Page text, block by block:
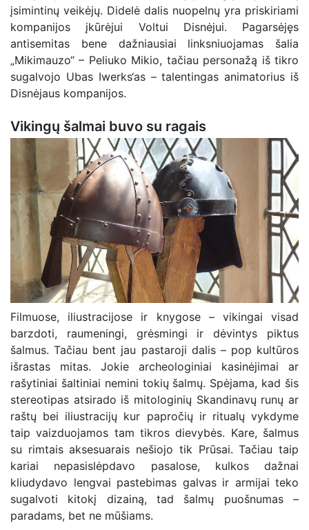
įsimintinų veikėjų. Didelė dalis nuopelnų yra priskiriami
kompanijos įkūrėjui Voltui Disnėjui. Pagarsėjęs
antisemitas bene dažniausiai linksniuojamas šalia
„Mikimauzo“ – Peliuko Mikio, tačiau personažą iš tikro
sugalvojo Ubas Iwerks‘as – talentingas animatorius iš
Disnėjaus kompanijos.
Vikingų šalmai buvo su ragais
Filmuose, iliustracijose ir knygose – vikingai visad
barzdoti, raumeningi, grėsmingi ir dėvintys piktus
šalmus. Tačiau bent jau pastaroji dalis – pop kultūros
išrastas mitas. Jokie archeologiniai kasinėjimai ar
rašytiniai šaltiniai nemini tokių šalmų. Spėjama, kad šis
stereotipas atsirado iš mitologinių Skandinavų runų ar
raštų bei iliustracijų kur papročių ir ritualų vykdyme
taip vaizduojamos tam tikros dievybės. Kare, šalmus
su rimtais aksesuarais nešiojo tik Prūsai. Tačiau taip
kariai nepasislėpdavo pasalose, kulkos dažnai
kliudydavo lengvai pastebimas galvas ir armijai teko
sugalvoti kitokį dizainą, tad šalmų puošnumas –
paradams, bet ne mūšiams.